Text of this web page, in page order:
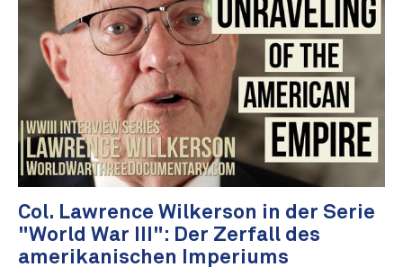
Col. Lawrence Wilkerson in der Serie
"World War III": Der Zerfall des
amerikanischen Imperiums